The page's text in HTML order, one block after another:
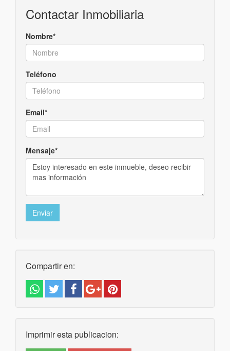
Contactar Inmobiliaria
Nombre*
Teléfono
Email*
Mensaje*
Enviar
Compartir en:
Imprimir esta publicacion: